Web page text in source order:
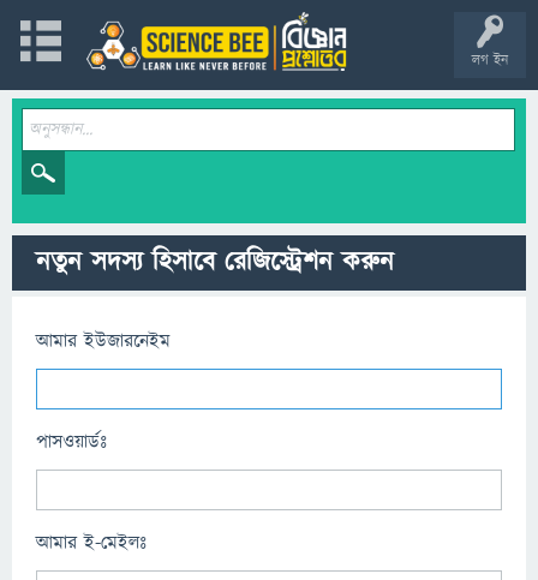
লগ ইন
নতুন সদস্য হিসাবে রেজিস্ট্রেশন করুন
আমার ইউজারনেইম
পাসওয়ার্ডঃ
আমার ই-মেইলঃ